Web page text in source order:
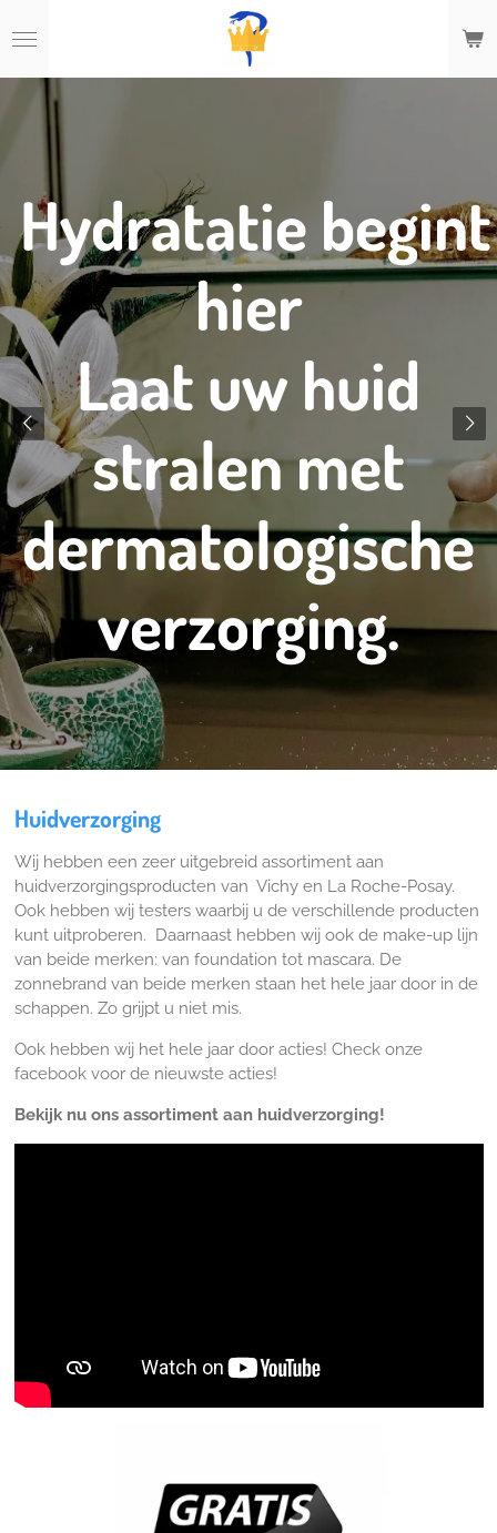
direct
Hydratatie begint
hier
Laat uw huid
stralen met
dermatologische
verzorging.
Huidverzorging
Wij hebben een zeer uitgebreid assortiment aan
huidverzorgingsproducten van Vichy en La Roche-Posay.
Ook hebben wij testers waarbij u de verschillende producten
kunt uitproberen. Daarnaast hebben wij ook de make-up lijn
van beide merken: van foundation tot mascara. De
zonnebrand van beide merken staan het hele jaar door in de
schappen. Zo grijpt u niet mis.
Ook hebben wij het hele jaar door acties! Check onze
facebook voor de nieuwste acties!
Bekijk nu ons assortiment aan huidverzorging!